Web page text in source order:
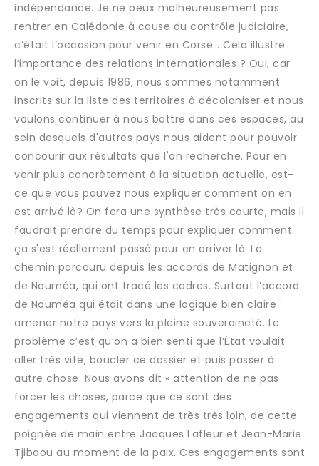
indépendance. Je ne peux malheureusement pas
rentrer en Calédonie à cause du contrôle judiciaire,
c’était l’occasion pour venir en Corse… Cela illustre
l’importance des relations internationales ? Oui, car
on le voit, depuis 1986, nous sommes notamment
inscrits sur la liste des territoires à décoloniser et nous
voulons continuer à nous battre dans ces espaces, au
sein desquels d'autres pays nous aident pour pouvoir
concourir aux résultats que l'on recherche. Pour en
venir plus concrètement à la situation actuelle, est-
ce que vous pouvez nous expliquer comment on en
est arrivé là? On fera une synthèse très courte, mais il
faudrait prendre du temps pour expliquer comment
ça s'est réellement passé pour en arriver là. Le
chemin parcouru depuis les accords de Matignon et
de Nouméa, qui ont tracé les cadres. Surtout l’accord
de Nouméa qui était dans une logique bien claire :
amener notre pays vers la pleine souveraineté. Le
problème c’est qu’on a bien senti que l’État voulait
aller très vite, boucler ce dossier et puis passer à
autre chose. Nous avons dit « attention de ne pas
forcer les choses, parce que ce sont des
engagements qui viennent de très très loin, de cette
poignée de main entre Jacques Lafleur et Jean-Marie
Tjibaou au moment de la paix. Ces engagements sont